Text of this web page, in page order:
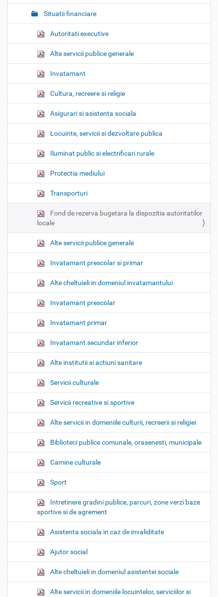
n
Situatii financiare
Autoritati executive
Alte servicii publice generale
Invatamant
Cultura, recreere si religie
Asigurari si asistenta sociala
Locuinte, servicii si dezvoltare publica
Iluminat public si electrificari rurale
Protectia mediului
Transporturi
Fond de rezerva bugetara la dispozitia autoritatilor
locale
Alte servicii publice generale
Invatamant prescolar si primar
Alte cheltuieli in domeniul invatamantului
Invatamant prescolar
Invatamant primar
Invatamant secundar inferior
Alte institutii si actiuni sanitare
Servicii culturale
Servicii recreative si sportive
Alte servicii in domeniile culturii, recreerii si religiei
Biblioteci publice comunale, orasenesti, municipale
Camine culturale
Sport
Intretinere gradini publice, parcuri, zone verzi baze
sportive si de agrement
Asistenta sociala in caz de invaliditate
Ajutor social
Alte cheltuieli in domeniul asistentei sociale
Alte servicii in domeniile locuintelor, serviciilor si